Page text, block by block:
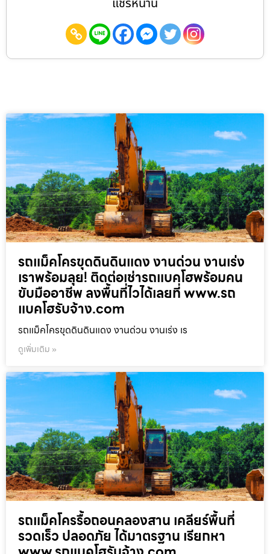
แชร์หน้านี้
รถแม็คโครขุดดินดินแดง งานด่วน งานเร่ง
เราพร้อมลุย! ติดต่อเช่ารถแบคโฮพร้อมคน
ขับมืออาชีพ ลงพื้นที่ไวได้เลยที่ www.รถ
แบคโฮรับจ้าง.com
รถแม็คโครขุดดินดินแดง งานด่วน งานเร่ง เร
ดูเพิ่มเติม »
รถแม็คโครรื้อถอนคลองสาน เคลียร์พื้นที่
รวดเร็ว ปลอดภัย ได้มาตรฐาน เรียกหา